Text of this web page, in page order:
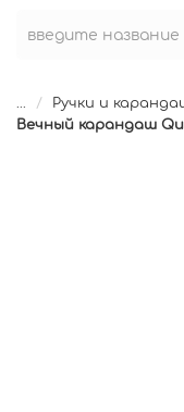
...
Ручки и
Вечный карандаш